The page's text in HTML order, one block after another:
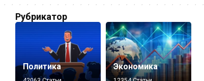
Рубрикатор
Политика Экономика